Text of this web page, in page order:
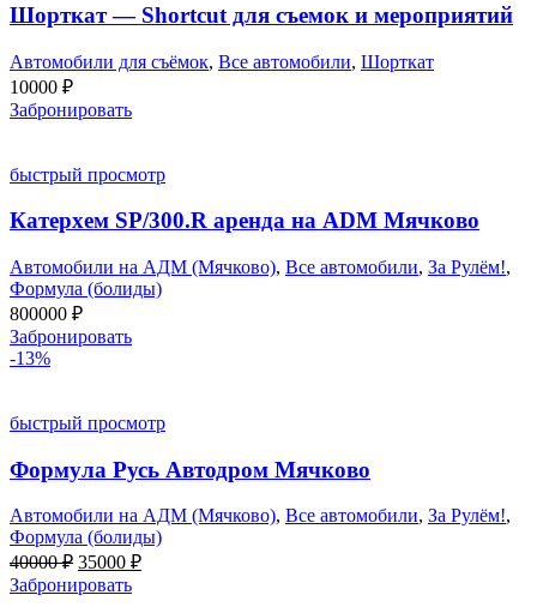
Шорткат — Shortcut для съемок и мероприятий
Автомобили для съёмок, Все автомобили, Шорткат
10000 ₽
Забронировать
быстрый просмотр
Катерхем SP/300.R аренда на ADM Мячково
Автомобили на АДМ (Мячково), Все автомобили, За Рулём!,
Формула (болиды)
800000 ₽
Забронировать
-13%
быстрый просмотр
Формула Русь Автодром Мячково
Автомобили на АДМ (Мячково), Все автомобили, За Рулём!,
Формула (болиды)
40000₽ Первоначальная
цена
составляла
35000 ₽Текущая
Забронировать